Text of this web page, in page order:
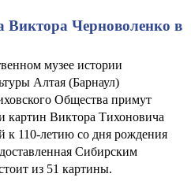
Виктора Черноволенко в
музее истории
Алтая (Барнаул)
Общества примут
картин Виктора Тихоновича
к 110-летию со дня рождения
Сибирским
из 51 картины.